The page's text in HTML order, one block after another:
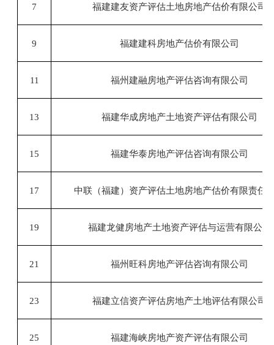
7 福建建友资产评估土地房地产估价有限公司
9 福建建科房地产估价有限公司
11 福州建融房地产评估咨询有限公司
13 福建华成房地产土地资产评估有限公司
15 福建华泰房地产评估咨询有限公司
17 中联（福建）资产评估土地房地产估价有限责任
19 福建龙健房地产土地资产评估与运营有限公司
21 福州旺科房地产评估咨询有限公司
23 福建立信资产评估房地产土地评估有限公司
25 福建海峡房地产资产评估有限公司